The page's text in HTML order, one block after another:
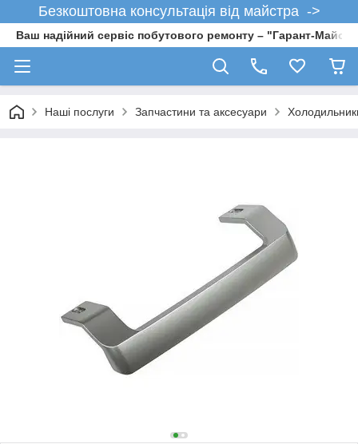
Безкоштовна консультація від майстра ->
Ваш надійний сервіс побутового ремонту – "Гарант-
Наші послуги Запчастини та аксесуари